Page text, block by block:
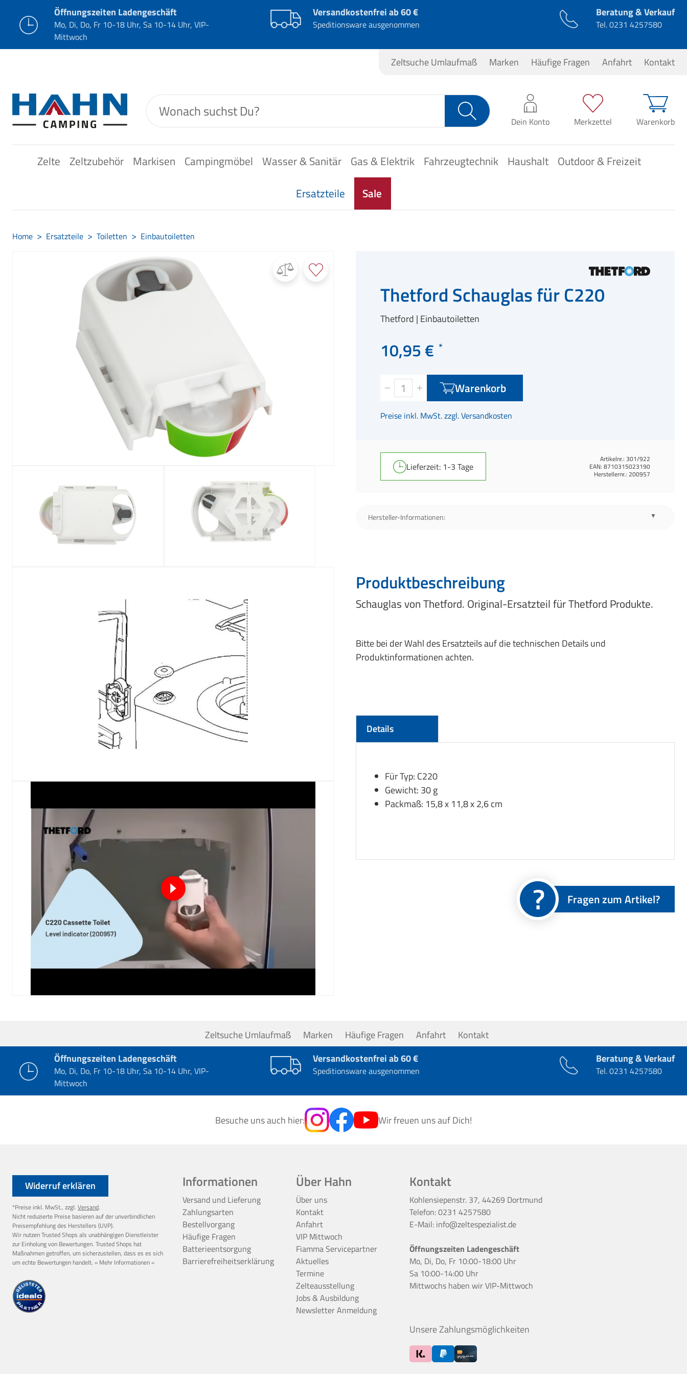
Öffnungszeiten Ladengeschäft
Mo, Di, Do, Fr 10-18 Uhr, Sa 10-14 Uhr, VIP-
Mittwoch
Versandkostenfrei ab 60 €
Speditionsware ausgenommen
Beratung & Verkauf
Tel.0231 4257580
Zeltsuche Umlaufmaß Marken Häufige Fragen Anfahrt Kontakt
Dein Konto Merkzettel Warenkorb
0,00 €*
Zelte Zeltzubehör Markisen Campingmöbel Wasser & Sanitär Gas & Elektrik Fahrzeugtechnik Haushalt
Outdoor & Freizeit
Ersatzteile
Sale
Home Ersatzteile Toiletten Einbautoiletten
Thetford Schauglas für C220
Thetford Einbautoiletten
10,95 €
Warenkorb
Preise inkl. MwSt. zzgl. Versandkosten
Lieferzeit: 1-3 Tage
Artikelnr.: 301/922
EAN: 8710315023190
Herstellernr.: 200957
Hersteller-Informationen:
Produktbeschreibung
Schauglas von Thetford. Original-Ersatzteil für Thetford Produkte.
Bitte bei der Wahl des Ersatzteils auf die technischen Details und
Produktinformationen achten.
Details
Für Typ: C220
Gewicht: 30 g
Packmaß: 15,8 x 11,8 x 2,6 cm
Fragen zum Artikel?
Zeltsuche Umlaufmaß Marken Häufige Fragen Anfahrt
Kontakt
Öffnungszeiten Ladengeschäft
Mo, Di, Do, Fr 10-18 Uhr, Sa 10-14 Uhr, VIP-
Mittwoch
Versandkostenfrei ab 60 €
Speditionsware ausgenommen
Beratung & Verkauf
Tel.0231 4257580
Besuche uns auch hier: Wir freuen uns auf Dich!
Widerruf erklären
*Preise inkl. MwSt., zzgl. Versand.
Nicht reduzierte Preise basieren auf der unverbindlichen
Preisempfehlung des Herstellers (UVP).
Wir nutzen Trusted Shops als unabhängigen Dienstleister
zur Einholung von Bewertungen. Trusted Shops hat
Maßnahmen getroffen, um sicherzustellen, dass es es sich
um echte Bewertungen handelt. » Mehr Informationen «
Informationen
Versand und Lieferung
Zahlungsarten
Bestellvorgang
Häufige Fragen
Batterieentsorgung
Barrierefreiheitserklärung
Über Hahn
Über uns
Kontakt
Anfahrt
VIP Mittwoch
Fiamma Servicepartner
Aktuelles
Termine
Zelteausstellung
Jobs & Ausbildung
Newsletter Anmeldung
Kontakt
Kohlensiepenstr. 37, 44269 Dortmund
Telefon:0231 4257580
E-Mail: info@zeltespezialist.de
Öffnungszeiten Ladengeschäft
Mo, Di, Do, Fr 10:00-18:00 Uhr
Sa 10:00-14:00 Uhr
Mittwochs haben wirVIP-Mittwoch
Unsere Zahlungsmöglichkeiten